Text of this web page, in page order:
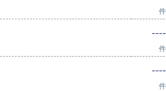
件
----
件
----
件